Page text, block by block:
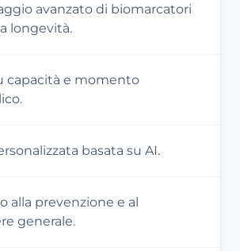
avanzato di biomarcatori
longevità.
capacità e momento
basata su AI.
alla prevenzione e al
generale.